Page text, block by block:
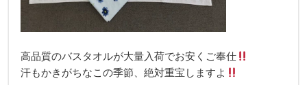
高品質のバスタオルが大量入荷でお安くご奉仕
汗もかきがちなこの季節、絶対重宝しますよ